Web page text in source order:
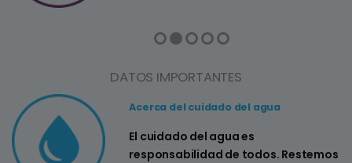
DATOS IMPORTANTES
Acerca del cuidado del agua
El cuidado del agua es
responsabilidad de todos. Restemos